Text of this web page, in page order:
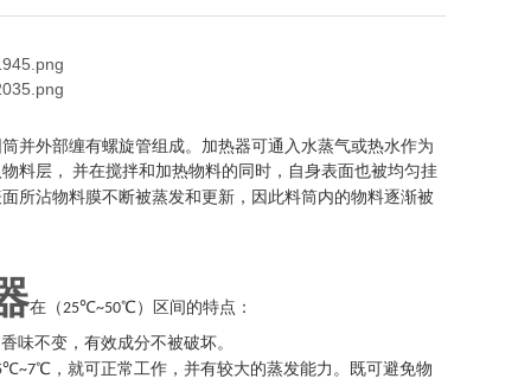
并外部缠有螺旋管组成。加热器可通入水蒸气或热水作为
料层， 并在搅拌和加热物料的同时，自身表面也被均匀挂
所沾物料膜不断被蒸发和更新，因此料筒内的物料逐渐被
在（25℃~50℃）区间的特点：
味不变，有效成分不被破坏。
℃~7℃，就可正常工作，并有较大的蒸发能力。既可避免物